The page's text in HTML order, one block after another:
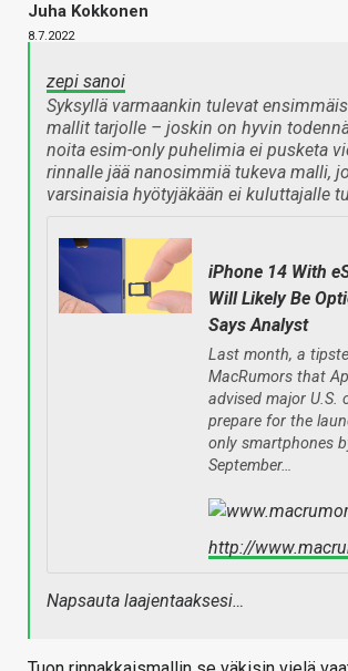
Juha Kokkonen
8.7.2022
zepi sanoi
Syksyllä varmaankin tulevat
mallit tarjolle – joskin on hyvin
noita esim-only puhelimia ei pusketa
rinnalle jää nanosimmiä tukeva malli,
varsinaisia hyötyjäkään ei kuluttajalle
iPhone 14 With
Will Likely Be
Says Analyst
Last month, a
MacRumors that
advised major U.S.
prepare for the
only smartphones
September…
http://
Napsauta laajentaaksesi…